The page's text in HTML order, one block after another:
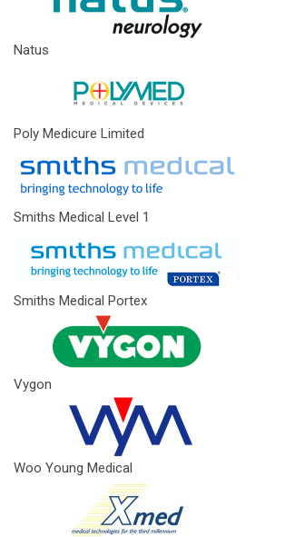
Natus
Poly Medicure Limited
Smiths Medical Level 1
Smiths Medical Portex
Vygon
Woo Young Medical